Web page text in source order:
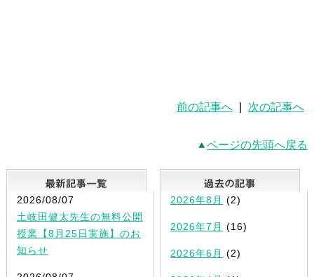
前の記事へ 次の記事へ
ページの先頭へ戻る
最新記事一覧
2026/08/07
土岐田健太先生の無料公開
授業【8月25日実施】のお
知らせ
2026年8月 (2)
2026年7月 (16)
2026年6月 (2)